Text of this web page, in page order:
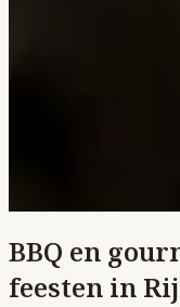
BBQ en
feesten in